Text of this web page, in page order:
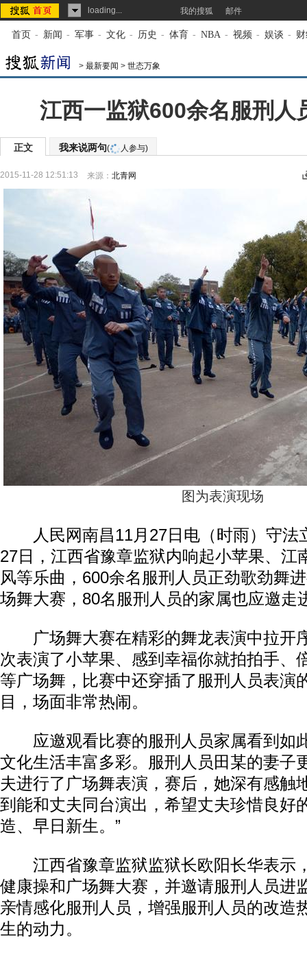
loading... 我的搜狐 邮件
首页 - 新闻 - 军事 - 文化 - 历史 - 体育 - NBA - 视频 - 娱谈 -
> 最新要闻 > 世态万象
江西一监狱600余名服刑人
正文 我来说两句( 人参与)
2015-11-28 12:51:13 来源： 北青网
图为表演现场
人民网南昌11月27日电（时雨）守法
27日，江西省豫章监狱内响起小苹果、江
风等乐曲，600余名服刑人员正劲歌劲舞
场舞大赛，80名服刑人员的家属也应邀走
广场舞大赛在精彩的舞龙表演中拉开
次表演了小苹果、感到幸福你就拍拍手、
等广场舞，比赛中还穿插了服刑人员表演
目，场面非常热闹。
应邀观看比赛的服刑人员家属看到如
文化生活丰富多彩。服刑人员田某的妻子
夫进行了广场舞表演，赛后，她深有感触
到能和丈夫同台演出，希望丈夫珍惜良好
造、早日新生。”
江西省豫章监狱监狱长欧阳长华表示
健康操和广场舞大赛，并邀请服刑人员进
亲情感化服刑人员，增强服刑人员的改造
生的动力。